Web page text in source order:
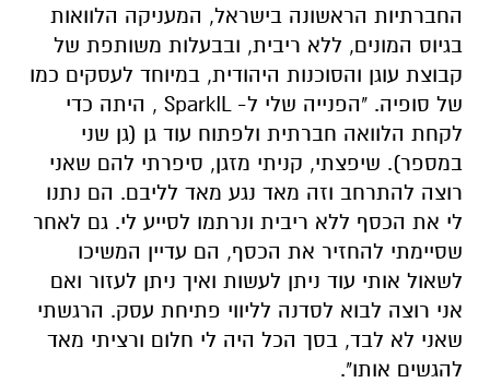
החברתיות הראשונה בישראל, המעניקה הלוואות
בגיוס המונים, ללא ריבית, ובבעלות משותפת של
קבוצת עוגן והסוכנות היהודית, במיוחד לעסקים כמו
של סופיה. "הפנייה שלי ל- SparkIL , היתה כדי
לקחת הלוואה חברתית ולפתוח עוד גן (גן שני
במספר). שיפצתי, קניתי מזגן, סיפרתי להם שאני
רוצה להתרחב וזה מאד נגע מאד לליבם. הם נתנו
לי את הכסף ללא ריבית ונרתמו לסייע לי. גם לאחר
שסיימתי להחזיר את הכסף, הם עדיין המשיכו
לשאול אותי עוד ניתן לעשות ואיך ניתן לעזור ואם
אני רוצה לבוא לסדנה לליווי פתיחת עסק. הרגשתי
שאני לא לבד, בסך הכל היה לי חלום ורציתי מאד
להגשים אותו".